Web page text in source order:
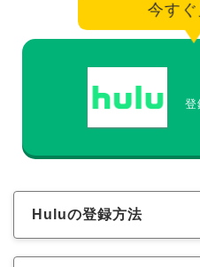
今すぐ
登
Huluの登録方法